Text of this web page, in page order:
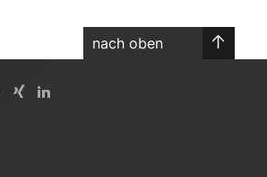
nach oben